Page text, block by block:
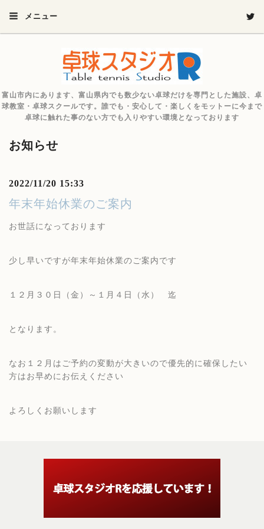
メニュー
富山市内にあります、富山県内でも数少ない卓球だけを専門とした施設、卓
球教室・卓球スクールです。誰でも・安心して・楽しくをモットーに今まで
卓球に触れた事のない方でも入りやすい環境となっております
お知らせ
2022/11/20 15:33
年末年始休業のご案内
お世話になっております
少し早いですが年末年始休業のご案内です
１２月３０日（金）～１月４日（水） 迄
となります。
なお１２月はご予約の変動が大きいので優先的に確保したい
方はお早めにお伝えください
よろしくお願いします